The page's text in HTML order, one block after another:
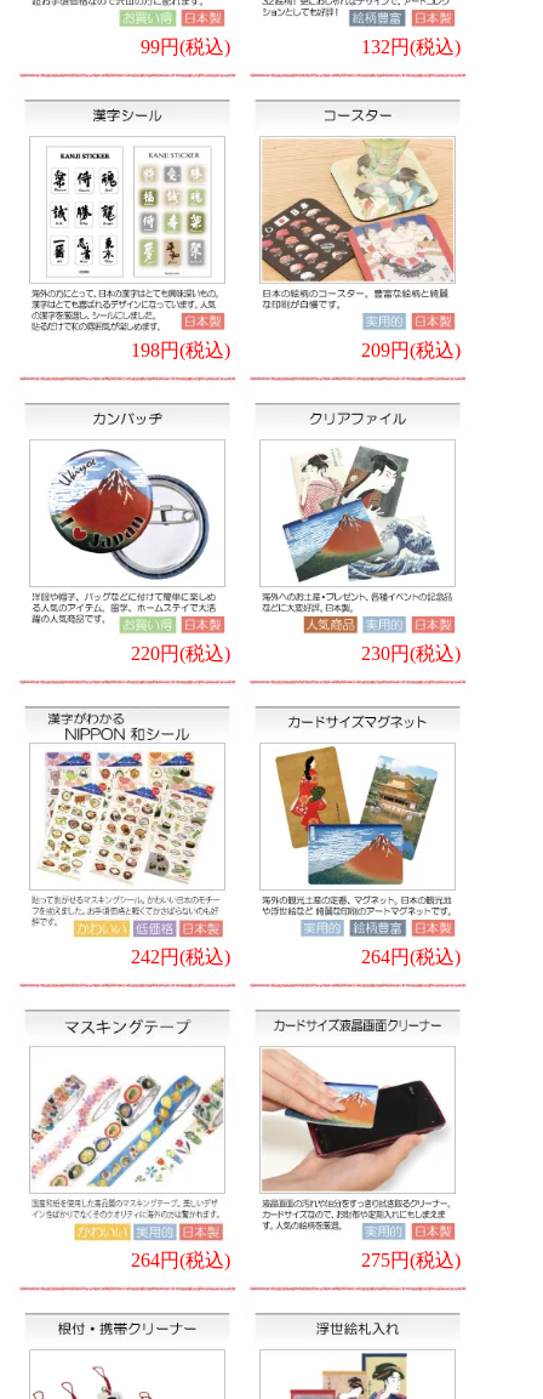
99円(税込) 132円(税込)
198円(税込) 209円(税込)
220円(税込) 230円(税込)
242円(税込) 264円(税込)
264円(税込) 275円(税込)